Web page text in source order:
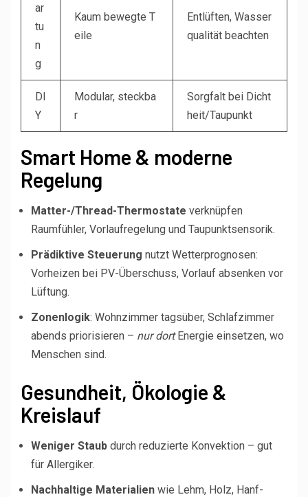
ar
tu
n
g
Kaum bewegte T
eile
Entlüften, Wasser
qualität beachten
DI
Y
Modular, steckba
r
Sorgfalt bei Dicht
heit/Taupunkt
Smart Home & moderne
Regelung
Matter-/Thread-Thermostate verknüpfen
Raumfühler, Vorlaufregelung und Taupunktsensorik.
Prädiktive Steuerung nutzt Wetterprognosen:
Vorheizen bei PV-Überschuss, Vorlauf absenken vor
Lüftung.
Zonenlogik: Wohnzimmer tagsüber, Schlafzimmer
abends priorisieren – nur dortEnergie einsetzen, wo
Menschen sind.
Gesundheit, Ökologie &
Kreislauf
Weniger Staub durch reduzierte Konvektion – gut
für Allergiker.
Nachhaltige Materialien wie Lehm, Holz, Hanf-